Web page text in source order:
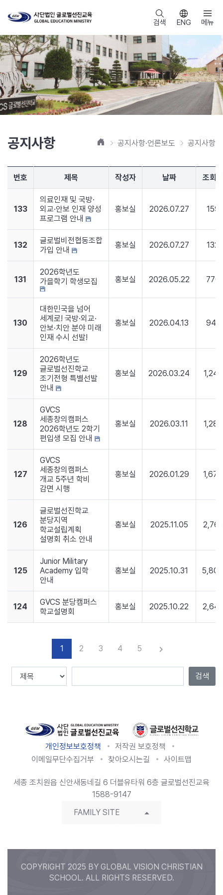
검색 ENG 메뉴
공지사항 홈 공지사항·언론보도 공지사항
번호 제목 작성자 날짜 조회수
133
의료인재 및 국방·
외교·안보 인재 양성
프로그램 안내
홍보실 2026.07.27 159
132
글로벌비전협동조합
가입 안내
홍보실 2026.07.27 132
131
2026학년도
가을학기 학생모집
홍보실 2026.05.22 770
130
대한민국을 넘어
세계로! 국방·외교·
안보·치안 분야 미래
인재 수시 선발!
홍보실 2026.04.13 941
129
2026학년도
글로벌선진학교
조기전형 특별선발
안내
홍보실 2026.03.24 1,242
128
GVCS
세종창의캠퍼스
2026학년도 2학기
편입생 모집 안내
홍보실 2026.03.11 1,285
127
GVCS
세종창의캠퍼스
개교 5주년 학비
감면 시행
홍보실 2026.01.29 1,679
126
글로벌선진학교
분당지역
학교설립계획
설명회 취소 안내
홍보실 2025.11.05 2,761
125
Junior Military
Academy 입학
안내
홍보실 2025.10.31 5,806
124
GVCS 분당캠퍼스
학교설명회
홍보실 2025.10.22 2,642
1 2 3 4 5 keyboard_arrow_right다음
검색
개인정보보호정책
저작권 보호정책
이메일무단수집거부
찾아오시는길 사이트맵
세종 조치원읍 신안새동네길 6 더블유타워 6층 글로벌선진교육
1588-9147
FAMILY SITE
COPYRIGHT 2025 BY GLOBAL VISION CHRISTIAN
SCHOOL. ALL RIGHTS RESERVED.